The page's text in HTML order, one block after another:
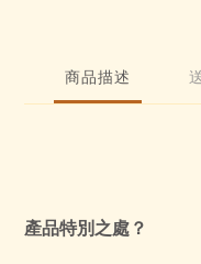
商品描述
產品特別之處？